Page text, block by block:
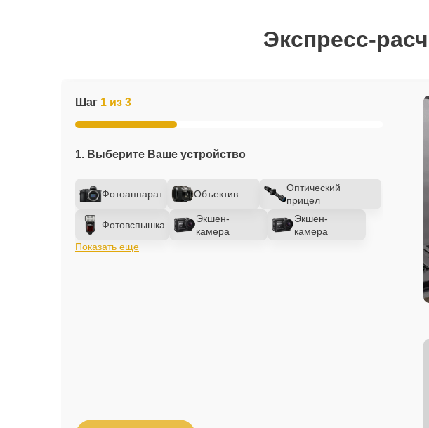
Экспресс-
Шаг 1 из 3
1. Выберите Ваше устройство
Фотоаппарат Объектив
Оптический
прицел
Фотовспышка
Экшен-
камера
Экшен-
камера
Показать еще